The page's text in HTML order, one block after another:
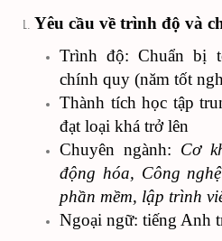
Yêu cầu về trình độ và
Trình độ: Chuẩn bị
chính quy (năm tốt
Thành tích học tập
đạt loại khá trở lên
Chuyên ngành: Cơ
động hóa, Công
phần mềm, lập trình
Ngoại ngữ: tiếng Anh